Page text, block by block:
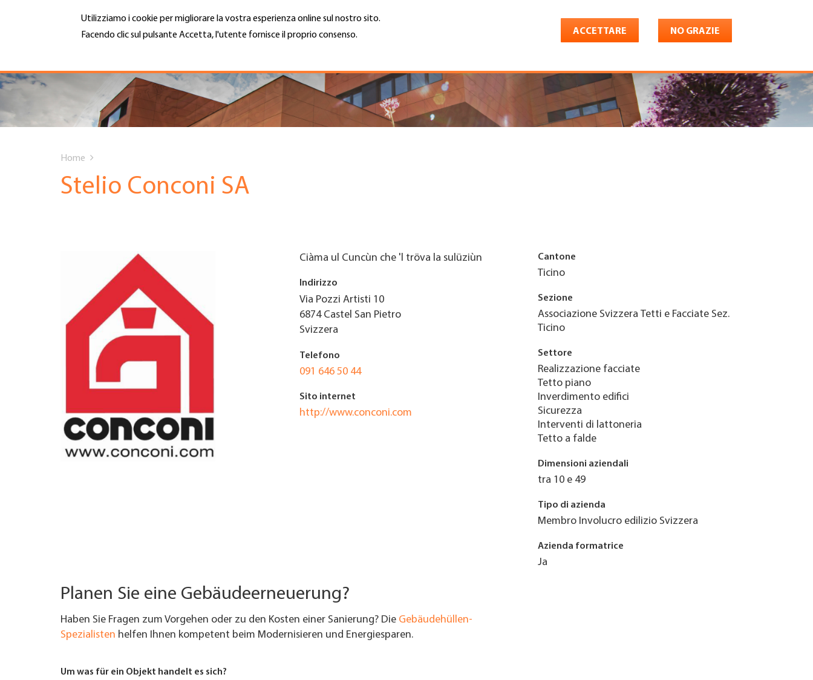
Utilizziamo i cookie per migliorare la vostra esperienza online sul nostro sito.
Facendo clic sul pulsante Accetta, l'utente fornisce il proprio consenso.
ACCETTARE NO GRAZIE
Hauptnavigation
CHI SIAMO
SERVIZI
DATE EVENTI
RIVISTA SPECIALIZZATA
MENU Cerca
Top
Menu
are
Home
Stelio Conconi SA
Ciàma ul Cuncùn che 'l tröva la sulüziùn
Indirizzo
Via Pozzi Artisti 10
6874 Castel San Pietro
Svizzera
Telefono
091 646 50 44
Sito internet
http://www.conconi.com
Cantone
Ticino
Sezione
Associazione Svizzera Tetti e Facciate Sez.
Ticino
Settore
Realizzazione facciate
Tetto piano
Inverdimento edifici
Sicurezza
Interventi di lattoneria
Tetto a falde
Dimensioni aziendali
tra 10 e 49
Tipo di azienda
Membro Involucro edilizio Svizzera
Azienda formatrice
Ja
Planen Sie eine Gebäudeerneuerung?
Haben Sie Fragen zum Vorgehen oder zu den Kosten einer Sanierung? Die Gebäudehüllen-
Spezialisten helfen Ihnen kompetent beim Modernisieren und Energiesparen.
Um was für ein Objekt handelt es sich?